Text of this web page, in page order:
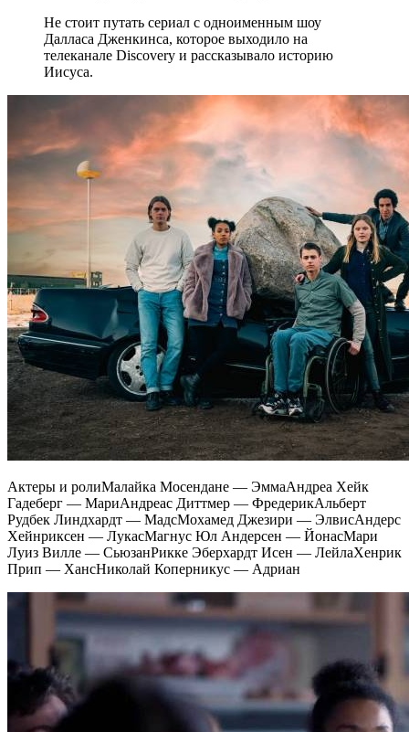
Не стоит путать сериал с одноименным шоу
Далласа Дженкинса, которое выходило на
телеканале Discovery и рассказывало историю
Иисуса.
Актеры и ролиМалайка Мосендане — ЭммаАндреа Хейк
Гадеберг — МариАндреас Диттмер — ФредерикАльберт
Рудбек Линдхардт — МадсМохамед Джезири — ЭлвисАндерс
Хейнриксен — ЛукасМагнус Юл Андерсен — ЙонасМари
Луиз Вилле — СьюзанРикке Эберхардт Исен — ЛейлаХенрик
Прип — ХансНиколай Коперникус — Адриан